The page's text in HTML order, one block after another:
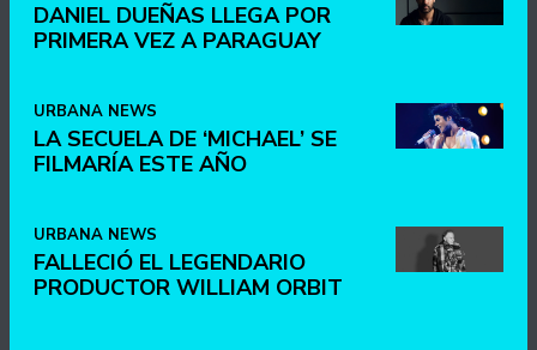
DANIEL DUEÑAS LLEGA POR
PRIMERA VEZ A PARAGUAY
URBANA NEWS
LA SECUELA DE ‘MICHAEL’ SE
FILMARÍA ESTE AÑO
URBANA NEWS
FALLECIÓ EL LEGENDARIO
PRODUCTOR WILLIAM ORBIT